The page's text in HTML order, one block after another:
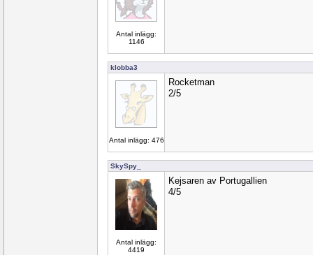
Antal inlägg:
1146
klobba3
Antal inlägg: 476
Rocketman
2/5
SkySpy_
Antal inlägg:
4419
Kejsaren av Portugallien
4/5